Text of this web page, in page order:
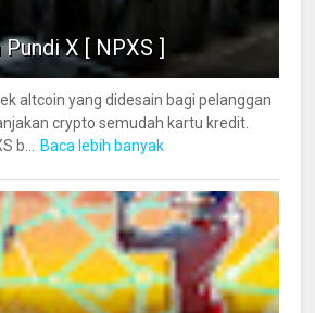
X [ NPXS ]
altcoin yang didesain bagi pelanggan
crypto semudah kartu kredit.
b...
Baca lebih banyak